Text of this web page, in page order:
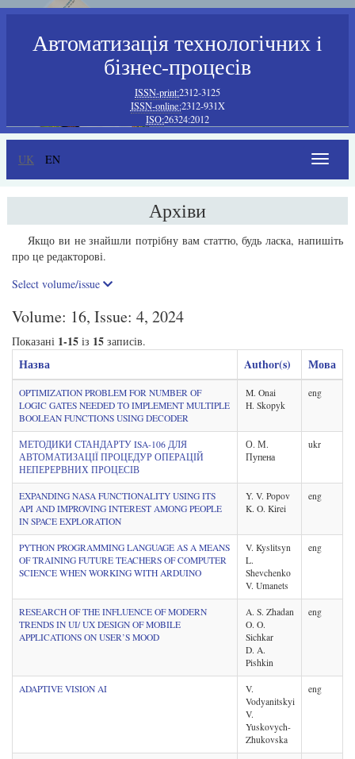
Автоматизація технологічних i
бізнес-процесів
ISSN-print:2312-3125
ISSN-online:2312-931X
ISO:26324:2012
UK EN
Toggle
Архіви
Якщо ви не знайшли потрібну вам статтю, будь ласка, напишіть
про це редакторові.
Select volume/issue
Volume: 16, Issue: 4, 2024
Показані 1-15 із 15 записів.
Назва Author(s) Мова
OPTIMIZATION PROBLEM FOR NUMBER OF
LOGIC GATES NEEDED TO IMPLEMENT MULTIPLE
BOOLEAN FUNCTIONS USING DECODER
M. Onai
H. Skopyk
eng
МЕТОДИКИ СТАНДАРТУ ISA-106 ДЛЯ
АВТОМАТИЗАЦІЇ ПРОЦЕДУР ОПЕРАЦІЙ
НЕПЕРЕРВНИХ ПРОЦЕСІВ
О. М.
Пупена
ukr
EXPANDING NASA FUNCTIONALITY USING ITS
API AND IMPROVING INTEREST AMONG PEOPLE
IN SPACE EXPLORATION
Y. V. Popov
K. O. Kirei
eng
PYTHON PROGRAMMING LANGUAGE AS A MEANS
OF TRAINING FUTURE TEACHERS OF COMPUTER
SCIENCE WHEN WORKING WITH ARDUINO
V. Kyslitsyn
L.
Shevchenko
V. Umanets
eng
RESEARCH OF THE INFLUENCE OF MODERN
TRENDS IN UI/ UX DESIGN OF MOBILE
APPLICATIONS ON USER’S MOOD
A. S. Zhadan
O. O.
Sichkar
D. A.
Pishkin
eng
ADAPTIVE VISION AI
V.
Vodyanitskyi
V.
Yuskovych-
Zhukovska
eng